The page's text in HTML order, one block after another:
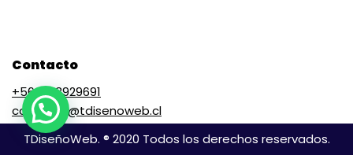
Contacto
+56 9 73929691
contacto@tdisenoweb.cl
TDiseñoWeb. ® 2020 Todos los derechos reservados.